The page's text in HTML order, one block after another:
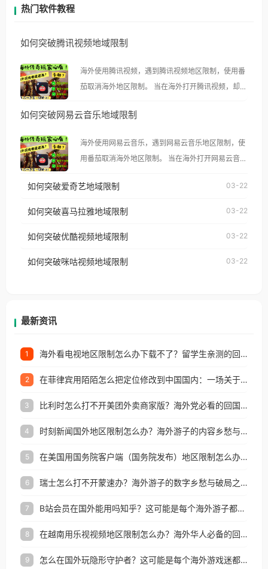
热门软件教程
如何突破腾讯视频地域限制
海外使用腾讯视频，遇到腾讯视频地区限制，使用番
茄取消海外地区限制。 当在海外打开腾讯视频，却突
示语。 海外用户如香港、澳门、台湾、美国、加拿
像其他音乐平台一样，出现地区及版权限制问题，且
仅能在中国大陆地区播放。 遇到这个问题的朋友们，
台湾、美国、加拿大、澳大利亚、欧洲等国家和地区
权限制所困扰。
如何突破网易云音乐地域限制
海外使用网易云音乐，遇到网易云音乐地区限制，使
用番茄取消海外地区限制。 当在海外打开网易云音
播放”的提示语。 海外用户如香港、澳门、台湾、美
制问题，且仅能在中国大陆地区播放。 遇到这个问题
户收听网易云音乐地区版权限制」的问题，无论人在
如何突破爱奇艺地域限制 03-22
如何突破喜马拉雅地域限制 03-22
如何突破优酷视频地域限制 03-22
如何突破咪咕视频地域限制 03-22
最新资讯
1 海外看电视地区限制怎么办下载不了？留学生亲测的回国加速方案（附2026世界杯观赛技巧）
2 在菲律宾用陌陌怎么把定位修改到中国国内：一场关于归属感与连接的探索
3 比利时怎么打不开美团外卖商家版？海外党必看的回国加速全攻略
4 时刻新闻国外地区限制怎么办？海外游子的内容乡愁与破局之路
5 在美国用国务院客户端（国务院发布）地区限制怎么办？3步解决海外看国内内容难题
6 瑞士怎么打不开蒙速办？海外游子的数字乡愁与破局之路
7 B站会员在国外能用吗知乎？这可能是每个海外游子都问过的问题
8 在越南用乐视视频地区限制怎么办？海外华人必备的回国加速攻略
9 怎么在国外玩隐形守护者？这可能是每个海外游戏迷都问过的问题